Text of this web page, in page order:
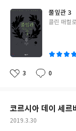
의 주변에 독을 뿌리
고, 마리우스는 투박
사르는 그저 아름다
는 모양새다. 그의 유
인 아우렐리아의 철저
우스의 계승자는 술
스 카이사르가 될 것
멸해 마지않던 귀족
히 원로원의 기득권
놈인 마리우스와 차
가 품어야할 하층민
아연한 기분이 들기
리우스였다. 아무런
인 술라의 동방전쟁
는 피바람이 불기 시
풀잎관 3
글
콜린 매컬
좋
3
댓
0
작
코르시아 데이 세르
작
2019.3.30